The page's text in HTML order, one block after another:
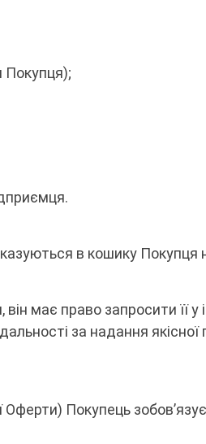
Покупця);
в кошику Покупця
має право запросити її у
за надання
Покупець